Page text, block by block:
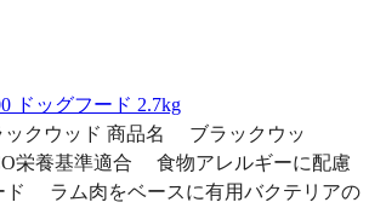
ドッグフード 2.7kg
ックウッド 商品名 ブラックウッ
養基準適合 食物アレルギーに配慮
ド ラム肉をベースに有用バクテリアの